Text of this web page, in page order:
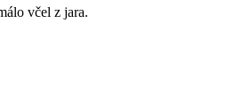
včel z jara.